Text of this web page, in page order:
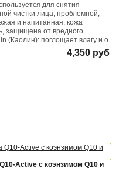
для снятия
чистки лица, проблемной,
и напитанная, кожа
защищена от вредного
(Каолин): поглощает влагу и о..
4,350 руб
Active с коэнзимом Q10 и